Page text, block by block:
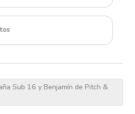
Sub 16 y Benjamín de Pitch &